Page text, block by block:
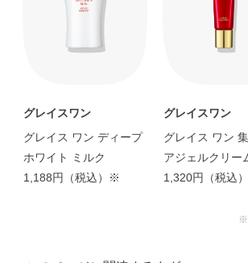
サンチンH、アセロラエキス（A）、グリ
アテロコラーゲン液、ノバラエキス、ヒア
ウム（2）、ブリエラスチン、メドウフォ
ルタウリンナトリウム、アクリル酸・メ
ル共重合体、キサンタンガム、ジカプリン
リセリル、メチルポリシロキサン、モノオ
グレイスワン
グレイス ワン ディープ
ホワイト ミルク
1,188円（税込）※
グレイスワン
グレイス ワン
アジェルクリー
1,320円（税込